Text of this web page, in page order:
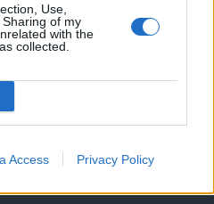
Use,
of my
with the
collected.
Access Privacy Policy